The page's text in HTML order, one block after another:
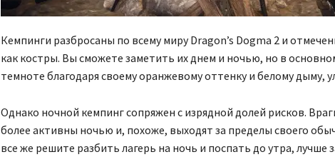
Кемпинги разбросаны по всему миру Dragon’s Dogma 2 и
как костры. Вы сможете заметить их днем ​​и ночью, но в
темноте благодаря своему оранжевому оттенку и белому дыму,
Однако ночной кемпинг сопряжен с изрядной долей рисков.
более активны ночью и, похоже, выходят за пределы своего
все же решите разбить лагерь на ночь и поспать до утра, лучше